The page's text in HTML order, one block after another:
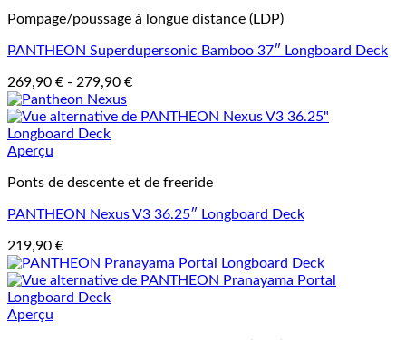
Pompage/poussage à longue distance (LDP)
PANTHEON Superdupersonic Bamboo 37″ Longboard Deck
269,90 € - 279,90 €
Aperçu
Ponts de descente et de freeride
PANTHEON Nexus V3 36.25″ Longboard Deck
219,90 €
Aperçu